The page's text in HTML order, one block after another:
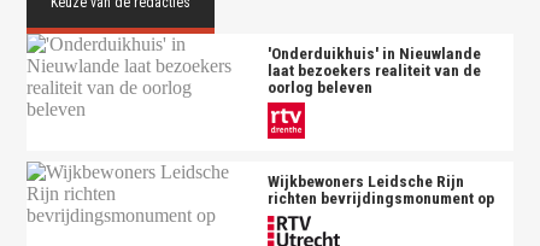
'Onderduikhuis' in Nieuwlande
laat bezoekers realiteit van de
oorlog beleven
Wijkbewoners Leidsche Rijn
richten bevrijdingsmonument op